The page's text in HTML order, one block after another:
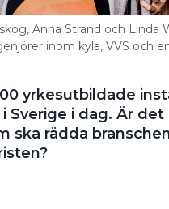
Anna Strand och Linda
inom kyla, VVS och
yrkesutbildade
Sverige i dag. Är det
ska rädda